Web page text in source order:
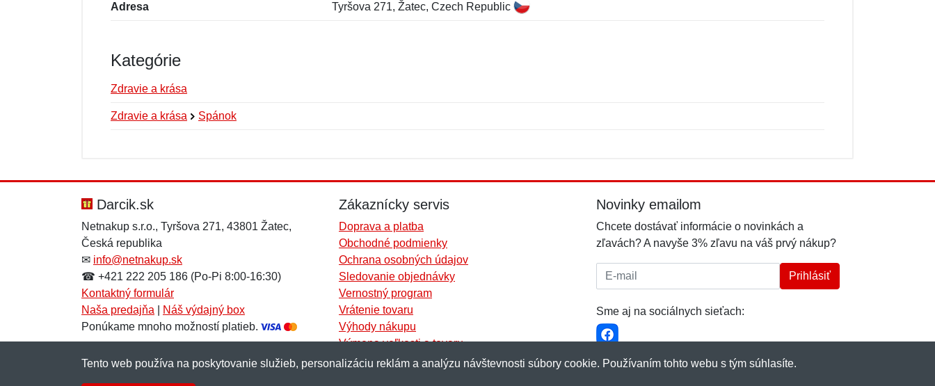
Adresa Tyršova 271, Žatec, Czech Republic
Kategórie
Zdravie a krása
Zdravie a krása Spánok
Správa*
Správa*
Darcik.sk
Netnakup s.r.o., Tyršova 271, 43801 Žatec,
Česká republika
✉ info@netnakup.sk
☎ +421 222 205 186 (Po-Pi 8:00-16:30)
Kontaktný formulár
Naša predajňa
Náš výdajný box
Ponúkame mnoho možností platieb.
Zákaznícky servis
Doprava a platba
Obchodné podmienky
Ochrana osobných údajov
Sledovanie objednávky
Vernostný program
Vrátenie tovaru
Výhody nákupu
Výmena veľkosti a tovaru
Viac informácií...
Novinky emailom
Chcete dostávať informácie o novinkách a
zľavách? A navyše 3% zľavu na váš prvý nákup?
E-mail: Prihlásiť
Sme aj na sociálnych sieťach:
Tento web používa na poskytovanie služieb, personalizáciu reklám a analýzu návštevnosti súbory cookie. Používaním tohto webu s tým súhlasíte.